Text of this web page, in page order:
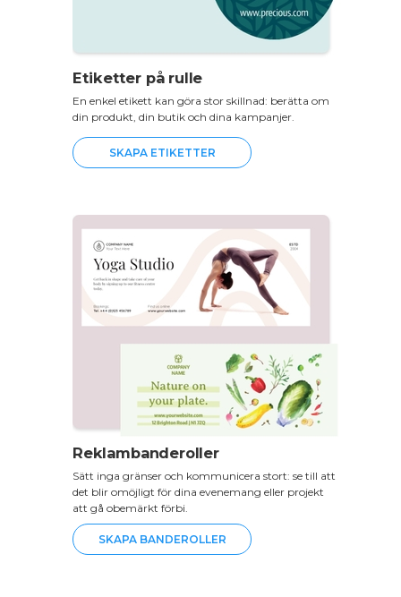
Etiketter på rulle
En enkel etikett kan göra stor skillnad: berätta om
din produkt, din butik och dina kampanjer.
SKAPA ETIKETTER
Reklambanderoller
Sätt inga gränser och kommunicera stort: se till att
det blir omöjligt för dina evenemang eller projekt
att gå obemärkt förbi.
SKAPA BANDEROLLER